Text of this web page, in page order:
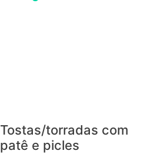
Tostas/torradas com
patê e picles